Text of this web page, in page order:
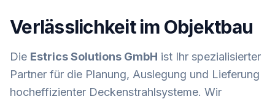
Verlässlichkeit im Objektbau
Die Estrics Solutions GmbH ist Ihr spezialisierter
Partner für die Planung, Auslegung und Lieferung
hocheffizienter Deckenstrahlsysteme. Wir